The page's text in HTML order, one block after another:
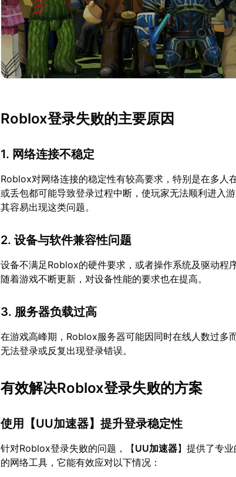
Roblox登录失败的主要原因
1. 网络连接不稳定
Roblox对网络连接的稳定性有较高要求，特别是在多人
或丢包都可能导致登录过程中断，使玩家无法顺利进入
其容易出现这类问题。
2. 设备与软件兼容性问题
设备不满足Roblox的硬件要求，或者操作系统及驱动程
随着游戏不断更新，对设备性能的要求也在提高。
3. 服务器负载过高
在游戏高峰期，Roblox服务器可能因同时在线人数过多
无法登录或反复出现登录错误。
有效解决Roblox登录失败的方案
使用【UU加速器】提升登录稳定性
针对Roblox登录失败的问题，【UU加速器】提供了专
的网络工具，它能有效应对以下情况：